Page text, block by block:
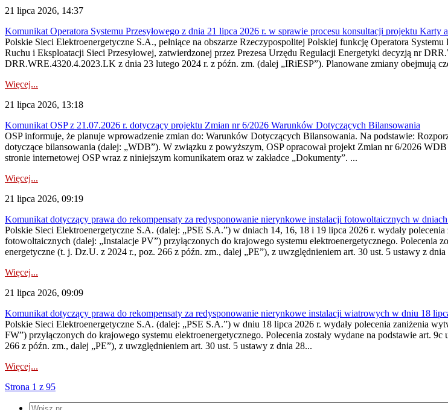
21 lipca 2026, 14:37
Komunikat Operatora Systemu Przesyłowego z dnia 21 lipca 2026 r. w sprawie procesu konsultacji projektu
Polskie Sieci Elektroenergetyczne S.A., pełniące na obszarze Rzeczypospolitej Polskiej funkcję Operatora
Ruchu i Eksploatacji Sieci Przesyłowej, zatwierdzonej przez Prezesa Urzędu Regulacji Energetyki decyzją nr
DRR.WRE.4320.4.2023.LK z dnia 23 lutego 2024 r. z późn. zm. (dalej „IRiESP”). Planowane zmiany obejmują
Więcej...
21 lipca 2026, 13:18
Komunikat OSP z 21.07.2026 r. dotyczący projektu Zmian nr 6/2026 Warunków Dotyczących Bilansowania
OSP informuje, że planuje wprowadzenie zmian do: Warunków Dotyczących Bilansowania. Na podstawie:
dotyczące bilansowania (dalej: „WDB”). W związku z powyższym, OSP opracował projekt Zmian nr 6/2026
stronie internetowej OSP wraz z niniejszym komunikatem oraz w zakładce „Dokumenty”. ...
Więcej...
21 lipca 2026, 09:19
Komunikat dotyczący prawa do rekompensaty za redysponowanie nierynkowe instalacji fotowoltaicznych w
Polskie Sieci Elektroenergetyczne S.A. (dalej: „PSE S.A.”) w dniach 14, 16, 18 i 19 lipca 2026 r. wydały
fotowoltaicznych (dalej: „Instalacje PV”) przyłączonych do krajowego systemu elektroenergetycznego. Polecenia
energetyczne (t. j. Dz.U. z 2024 r., poz. 266 z późn. zm., dalej „PE”), z uwzględnieniem art. 30 ust. 5 ustawy z dnia
Więcej...
21 lipca 2026, 09:09
Komunikat dotyczący prawa do rekompensaty za redysponowanie nierynkowe instalacji wiatrowych w dniu 18
Polskie Sieci Elektroenergetyczne S.A. (dalej: „PSE S.A.”) w dniu 18 lipca 2026 r. wydały polecenia zaniżenia
FW”) przyłączonych do krajowego systemu elektroenergetycznego. Polecenia zostały wydane na podstawie art.
266 z późn. zm., dalej „PE”), z uwzględnieniem art. 30 ust. 5 ustawy z dnia 28...
Więcej...
Strona 1 z 95